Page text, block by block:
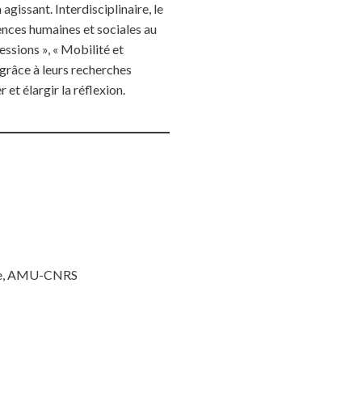
Interdisciplinaire, le
humaines et sociales au
», « Mobilité et
à leurs recherches
et élargir la réflexion.
AMU-CNRS